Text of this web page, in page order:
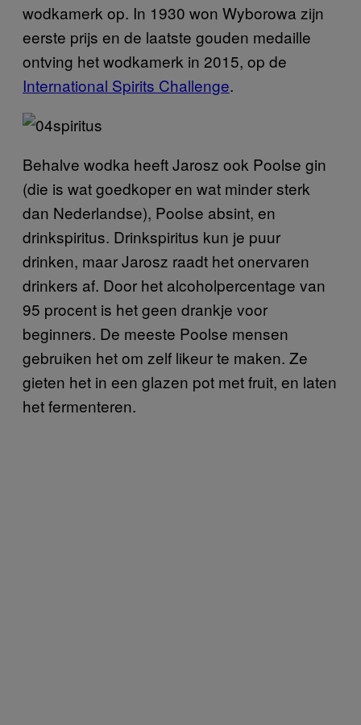
wodkamerk op. In 1930 won Wyborowa zijn
eerste prijs en de laatste gouden medaille
ontving het wodkamerk in 2015, op de
International Spirits Challenge.
Behalve wodka heeft Jarosz ook Poolse gin
(die is wat goedkoper en wat minder sterk
dan Nederlandse), Poolse absint, en
drinkspiritus. Drinkspiritus kun je puur
drinken, maar Jarosz raadt het onervaren
drinkers af. Door het alcoholpercentage van
95 procent is het geen drankje voor
beginners. De meeste Poolse mensen
gebruiken het om zelf likeur te maken. Ze
gieten het in een glazen pot met fruit, en laten
het fermenteren.